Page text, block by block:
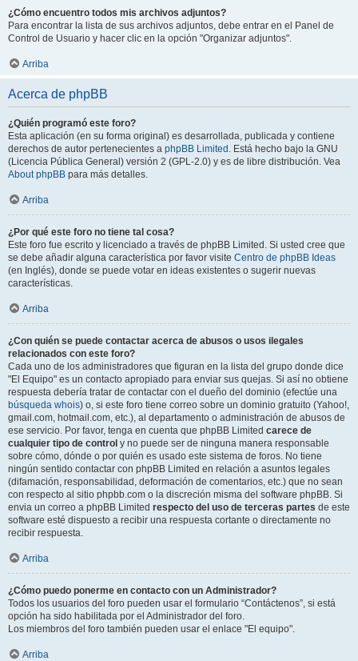
¿Cómo encuentro todos mis archivos adjuntos?
Para encontrar la lista de sus archivos adjuntos, debe entrar en el Panel de
Control de Usuario y hacer clic en la opción "Organizar adjuntos".
Arriba
Acerca de phpBB
¿Quién programó este foro?
Esta aplicación (en su forma original) es desarrollada, publicada y contiene
derechos de autor pertenecientes a phpBB Limited . Está hecho bajo la GNU
(Licencia Pública General) versión 2 (GPL-2.0) y es de libre distribución. Vea
About phpBB para más detalles.
Arriba
¿Por qué este foro no tiene tal cosa?
Este foro fue escrito y licenciado a través de phpBB Limited. Si usted cree que
se debe añadir alguna característica por favor visite Centro de phpBB Ideas
(en Inglés), donde se puede votar en ideas existentes o sugerir nuevas
características.
Arriba
¿Con quién se puede contactar acerca de abusos o usos ilegales
relacionados con este foro?
Cada uno de los administradores que figuran en la lista del grupo donde dice
"El Equipo" es un contacto apropiado para enviar sus quejas. Si así no obtiene
respuesta debería tratar de contactar con el dueño del dominio (efectúe una
búsqueda whois) o, si este foro tiene correo sobre un dominio gratuito (Yahoo!,
gmail.com, hotmail.com, etc.), al departamento o administración de abusos de
ese servicio. Por favor, tenga en cuenta que phpBB Limited carece de
cualquier tipo de control y no puede ser de ninguna manera responsable
sobre cómo, dónde o por quién es usado este sistema de foros. No tiene
ningún sentido contactar con phpBB Limited en relación a asuntos legales
(difamación, responsabilidad, deformación de comentarios, etc.) que no sean
con respecto al sitio phpbb.com o la discreción misma del software phpBB. Si
envia un correo a phpBB Limited respecto del uso de terceras partes de este
software esté dispuesto a recibir una respuesta cortante o directamente no
recibir respuesta.
Arriba
¿Cómo puedo ponerme en contacto con un Administrador?
Todos los usuarios del foro pueden usar el formulario “Contáctenos”, si está
opción ha sido habilitada por el Administrador del foro.
Los miembros del foro también pueden usar el enlace "El equipo".
Arriba